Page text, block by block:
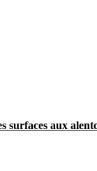
surfaces aux